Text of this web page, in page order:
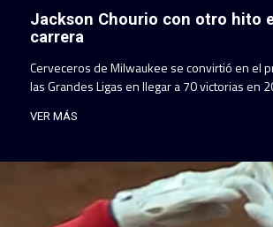
Jackson Chourio con otro hito
carrera
Cerveceros de Milwaukee se convirtió en el
las Grandes Ligas en llegar a 70 victorias en
VER MÁS